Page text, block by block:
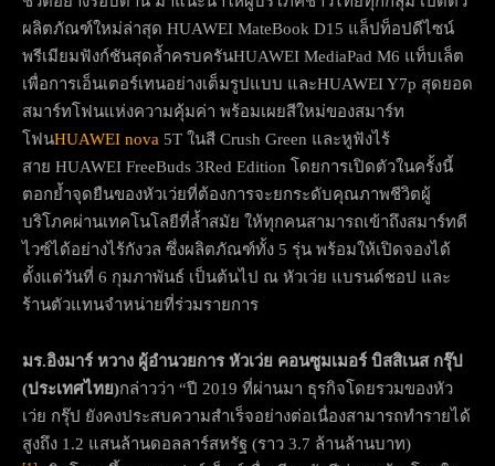
ผลิตภัณฑ์ใหม่ล่าสุด HUAWEI MateBook D15 แล็ปท็อปดีไซน์
พรีเมียมฟังก์ชันสุดล้ำครบครันHUAWEI MediaPad M6 แท็บเล็ต
เพื่อการเอ็นเตอร์เทนอย่างเต็มรูปแบบ และHUAWEI Y7p สุดยอด
สมาร์ทโฟนแห่งความคุ้มค่า พร้อมเผยสีใหม่ของสมาร์ท
โฟนHUAWEI nova 5T ในสี Crush Green และหูฟังไร้
สาย HUAWEI FreeBuds 3Red Edition โดยการเปิดตัวในครั้งนี้
ตอกย้ำจุดยืนของหัวเว่ยที่ต้องการจะยกระดับคุณภาพชีวิตผู้
บริโภคผ่านเทคโนโลยีที่ล้ำสมัย ให้ทุกคนสามารถเข้าถึงสมาร์ทดี
ไวซ์ได้อย่างไร้กังวล ซึ่งผลิตภัณฑ์ทั้ง 5 รุ่น พร้อมให้เปิดจองได้
ตั้งแต่วันที่ 6 กุมภาพันธ์ เป็นต้นไป ณ หัวเว่ย แบรนด์ชอป และ
ร้านตัวแทนจำหน่ายที่ร่วมรายการ
มร.อิงมาร์ หวาง ผู้อำนวยการ หัวเว่ย คอนซูมเมอร์ บิสสิเนส กรุ๊ป
(ประเทศไทย)กล่าวว่า “ปี 2019 ที่ผ่านมา ธุรกิจโดยรวมของหัว
เว่ย กรุ๊ป ยังคงประสบความสำเร็จอย่างต่อเนื่องสามารถทำรายได้
สูงถึง 1.2 แสนล้านดอลลาร์สหรัฐ (ราว 3.7 ล้านล้านบาท)